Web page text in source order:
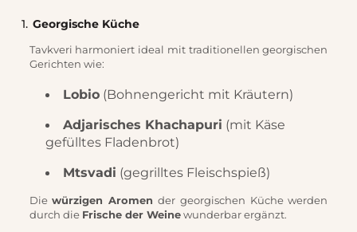
1. Georgische Küche
Tavkveri harmoniert ideal mit traditionellen georgischen
Gerichten wie:
Lobio (Bohnengericht mit Kräutern)
Adjarisches Khachapuri (mit Käse
gefülltes Fladenbrot)
Mtsvadi (gegrilltes Fleischspieß)
Die würzigen Aromen der georgischen Küche werden
durch die Frische der Weine wunderbar ergänzt.